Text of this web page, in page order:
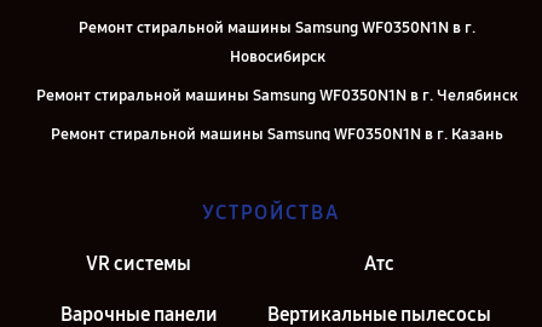
Ремонт стиральной машины Samsung WF0350N1N в г.
Новосибирск
Ремонт стиральной машины Samsung WF0350N1N в г. Челябинск
Ремонт стиральной машины Samsung WF0350N1N в г. Казань
Ремонт стиральной машины Samsung WF0350N1N в г. Санкт-
УСТРОЙСТВА
VR системы Атс
Варочные панели Вертикальные пылесосы